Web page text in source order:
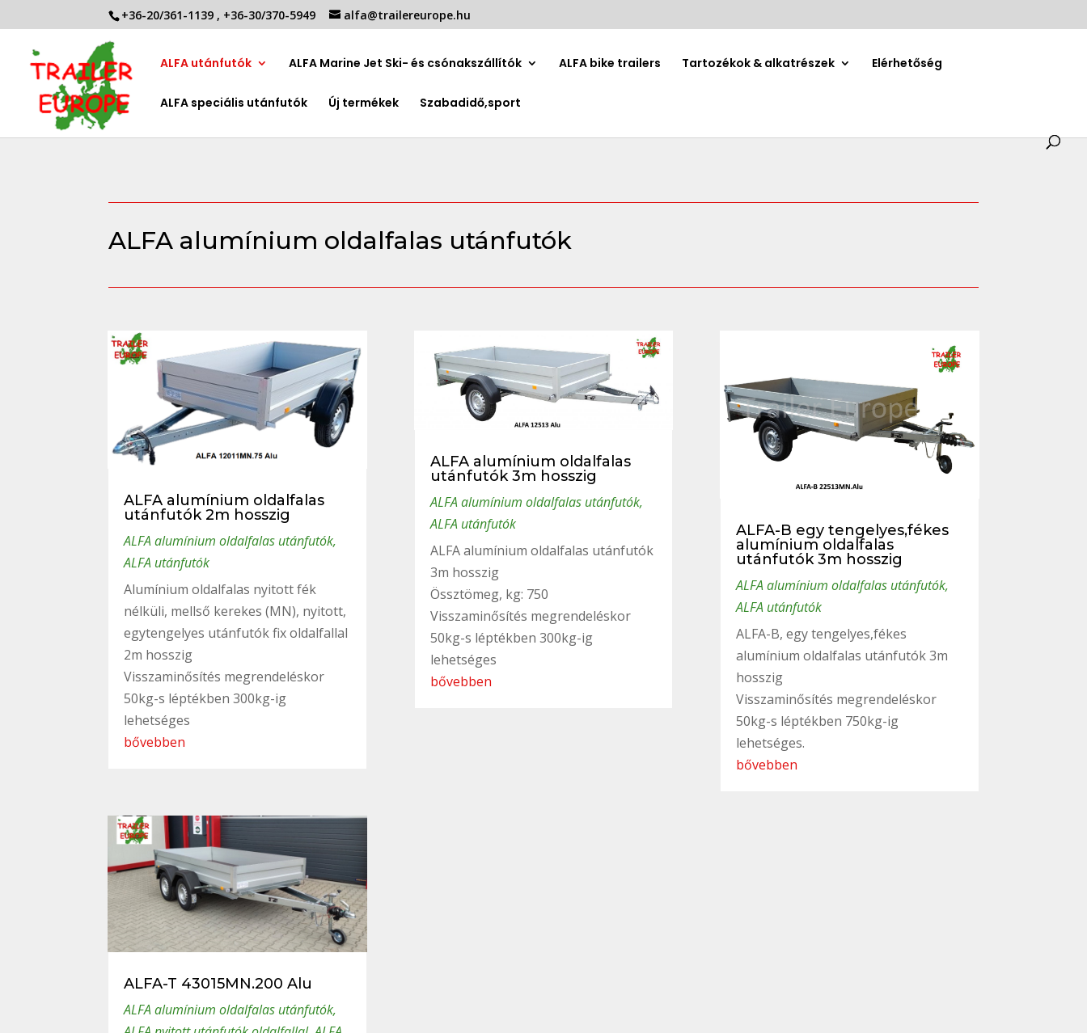
+36-20/361-1139 , +36-30/370-5949 alfa@trailereurope.hu
ALFA utánfutók ALFA Marine Jet Ski- és csónakszállítók ALFA bike trailers Tartozékok & alkatrészek Elérhetőség
ALFA speciális utánfutók Új termékek Szabadidő,sport
ALFA alumínium oldalfalas utánfutók
ALFA alumínium oldalfalas
utánfutók 2m hosszig
ALFA alumínium oldalfalas utánfutók,
ALFA utánfutók
Alumínium oldalfalas nyitott fék
nélküli, mellső kerekes (MN), nyitott,
egytengelyes utánfutók fix oldalfallal
2m hosszig
Visszaminősítés megrendeléskor
50kg-s léptékben 300kg-ig
lehetséges
bővebben
ALFA-T 43015MN.200 Alu
ALFA alumínium oldalfalas utánfutók,
ALFA alumínium oldalfalas
utánfutók 3m hosszig
ALFA alumínium oldalfalas utánfutók,
ALFA utánfutók
ALFA alumínium oldalfalas utánfutók
3m hosszig
Össztömeg, kg: 750
Visszaminősítés megrendeléskor
50kg-s léptékben 300kg-ig
lehetséges
bővebben
ALFA-B egy tengelyes,fékes
alumínium oldalfalas
utánfutók 3m hosszig
ALFA alumínium oldalfalas utánfutók,
ALFA utánfutók
ALFA-B, egy tengelyes,fékes
alumínium oldalfalas utánfutók 3m
hosszig
Visszaminősítés megrendeléskor
50kg-s léptékben 750kg-ig
lehetséges.
bővebben